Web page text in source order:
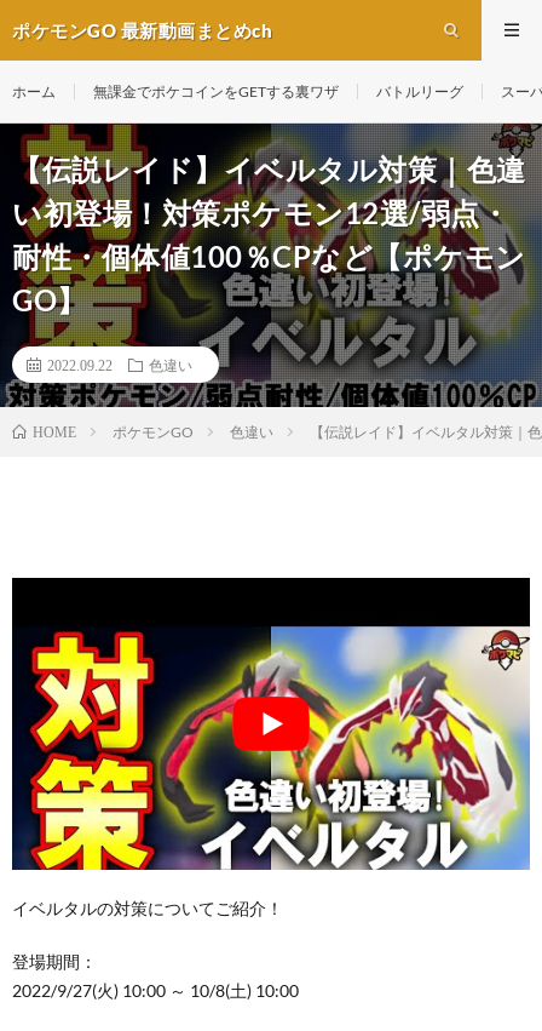
ポケモンGO 最新動画まとめch
ホーム 無課金でポケコインをGETする裏ワザ バトルリーグ スー
【伝説レイド】イベルタル対策｜色違
い初登場！対策ポケモン12選/弱点・
耐性・個体値100％CPなど【ポケモン
GO】
2022.09.22 色違い
HOME ポケモンGO 色違い 【伝説レイド】イベルタル対策
イベルタルの対策についてご紹介！
登場期間：
2022/9/27(火) 10:00 ～ 10/8(土) 10:00